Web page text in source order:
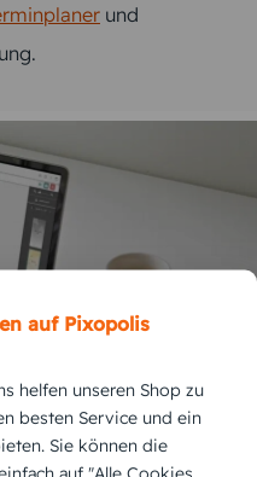
und
auf Pixopolis
helfen unseren Shop zu
besten Service und ein
Sie können die
auf "Alle Cookies